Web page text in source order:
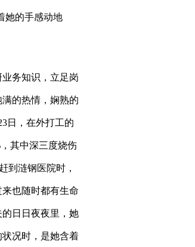
她的手感动地
务知识，立足岗
的热情，娴熟的
日，在外打工的
其中深三度烧伤
到涟钢医院时，
也随时都有生命
日日夜夜里，她
况时，是她含着